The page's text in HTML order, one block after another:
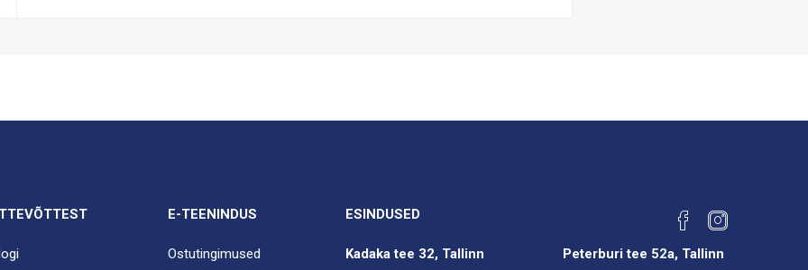
E-TEENINDUS
Ostutingimused
ESINDUSED
Kadaka tee 32, Tallinn
Peterburi tee 52a, Tallinn